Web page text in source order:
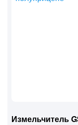
Измельчитель